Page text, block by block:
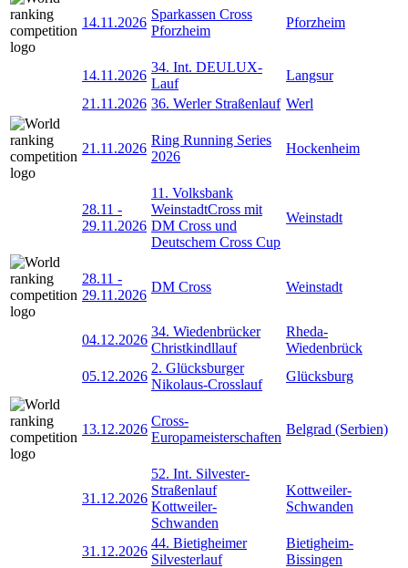
14.11.2026
Sparkassen Cross
Pforzheim
Pforzheim
14.11.2026
34. Int. DEULUX-
Lauf
Langsur
21.11.2026 36. Werler Straßenlauf Werl
21.11.2026
Ring Running Series
2026
Hockenheim
28.11 -
29.11.2026
11. Volksbank
WeinstadtCross mit
DM Cross und
Deutschem Cross Cup
Weinstadt
28.11 -
29.11.2026
DM Cross Weinstadt
04.12.2026
34. Wiedenbrücker
Christkindllauf
Rheda-
Wiedenbrück
05.12.2026
2. Glücksburger
Nikolaus-Crosslauf
Glücksburg
13.12.2026
Cross-
Europameisterschaften
Belgrad (Serbien)
31.12.2026
52. Int. Silvester-
Straßenlauf
Kottweiler-
Schwanden
Kottweiler-
Schwanden
31.12.2026
44. Bietigheimer
Silvesterlauf
Bietigheim-
Bissingen